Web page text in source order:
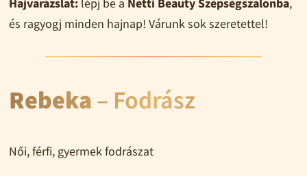
és ragyogj minden hajnap! Várunk sok szeretettel!
Rebeka – Fodrász
Női, férfi, gyermek fodrászat